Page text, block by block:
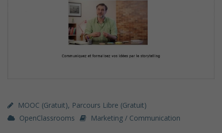
MOOC (gratuit), Parcours Libre (gratuit)
OpenClassrooms
Marketing / Communication